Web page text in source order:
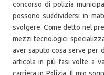
concorso di polizia
possono suddividersi in
svolgere. Come detto nel
mezzi tecnologici
aver saputo cosa serve per
articola in più fasi volte a
carriera in Polizia. Il mio